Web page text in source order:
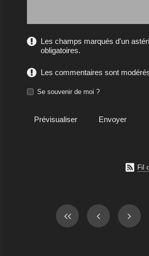
Les champs marqués d'un
obligatoires.
Les commentaires sont
Se souvenir de moi ?
 Fil